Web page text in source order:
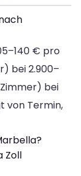
€ pro
bei 2.900–
bei
von Termin,
Zoll